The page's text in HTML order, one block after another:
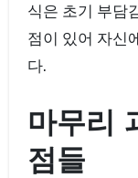
식은 초기 부담
점이 있어 자신
다.
마무리
점들